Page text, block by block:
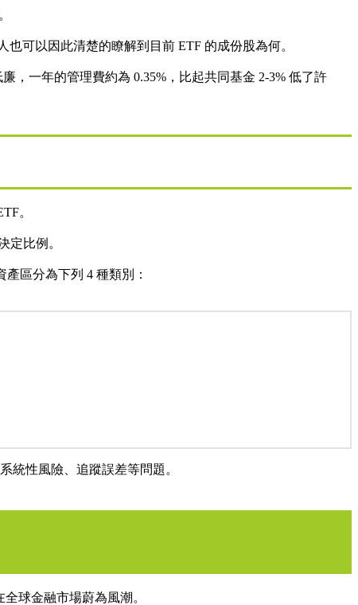
可以因此清楚的瞭解到目前 ETF 的成份股為何。
，一年的管理費約為 0.35%，比起共同基金 2-3% 低了許
。
定比例。
區分為下列 4 種類別：
統性風險、追蹤誤差等問題。
球金融市場蔚為風潮。